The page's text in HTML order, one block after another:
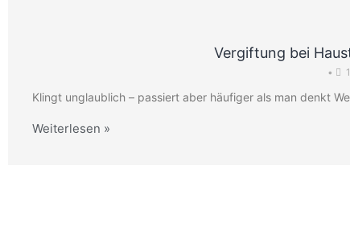
Vergiftung bei
•
Klingt unglaublich – passiert aber häufiger als man denkt
Weiterlesen »